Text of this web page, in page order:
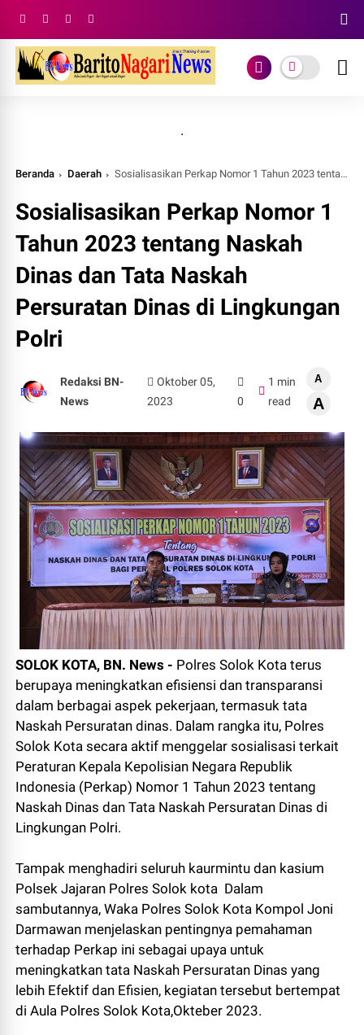
.
Beranda Daerah Sosialisasikan Perkap Nomor 1 Tahun 2023 tentang Naskah Dinas dan Tata Naskah Persuratan Dinas di Lingkungan Polri
Sosialisasikan Perkap Nomor 1
Tahun 2023 tentang Naskah
Dinas dan Tata Naskah
Persuratan Dinas di Lingkungan
Polri
Redaksi BN-
News
Oktober 05,
2023
0
1 min
read
A
A
SOLOK KOTA, BN. News - Polres Solok Kota terus
berupaya meningkatkan efisiensi dan transparansi
dalam berbagai aspek pekerjaan, termasuk tata
Naskah Persuratan dinas. Dalam rangka itu, Polres
Solok Kota secara aktif menggelar sosialisasi terkait
Peraturan Kepala Kepolisian Negara Republik
Indonesia (Perkap) Nomor 1 Tahun 2023 tentang
Naskah Dinas dan Tata Naskah Persuratan Dinas di
Lingkungan Polri.
Tampak menghadiri seluruh kaurmintu dan kasium
Polsek Jajaran Polres Solok kota Dalam
sambutannya, Waka Polres Solok Kota Kompol Joni
Darmawan menjelaskan pentingnya pemahaman
terhadap Perkap ini sebagai upaya untuk
meningkatkan tata Naskah Persuratan Dinas yang
lebih Efektif dan Efisien, kegiatan tersebut bertempat
di Aula Polres Solok Kota,Okteber 2023.